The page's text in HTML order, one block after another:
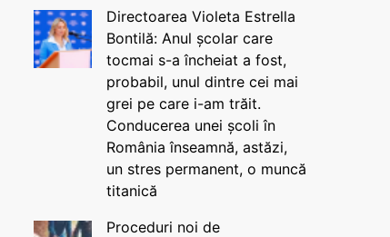
Directoarea Violeta Estrella
Bontilă: Anul școlar care
tocmai s-a încheiat a fost,
probabil, unul dintre cei mai
grei pe care i-am trăit.
Conducerea unei școli în
România înseamnă, astăzi,
un stres permanent, o muncă
titanică
Proceduri noi de